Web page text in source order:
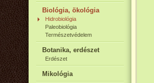
Biológia, ökológia
Hidrobiológia
Paleobiológia
Természetvédelem
Botanika, erdészet
Erdészet
Mikológia